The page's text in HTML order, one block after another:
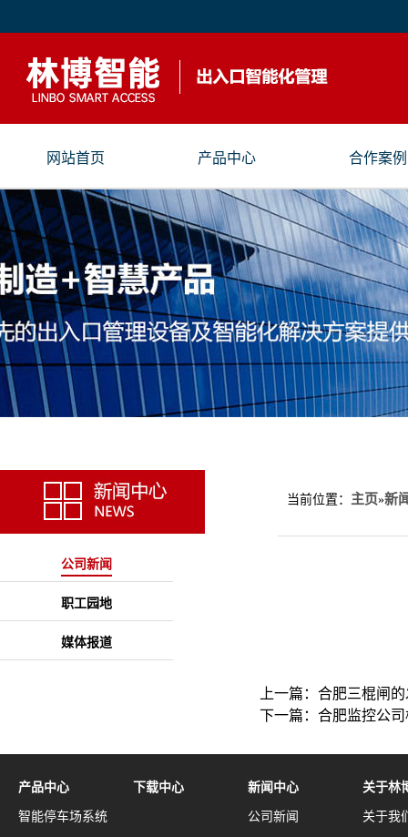
网站首页 产品中心 合作案例
公司新闻
职工园地
媒体报道
当前位置： 主页»新
上一篇： 合肥三棍闸
下一篇： 合肥监控公
产品中心
智能停车场系统
下载中心 新闻中心
公司新闻
关于林
关于我